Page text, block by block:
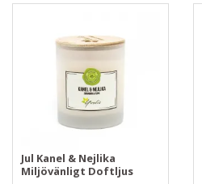
Jul Kanel & Nejlika
Miljövänligt Doftljus